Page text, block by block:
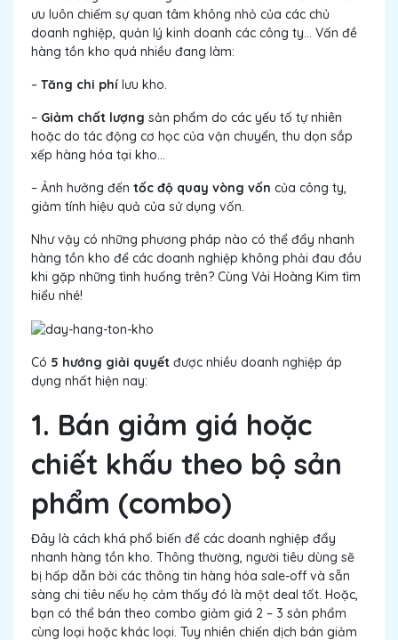
ưu luôn chiếm sự quan tâm không nhỏ của các chủ
doanh nghiệp, quản lý kinh doanh các công ty… Vấn đề
hàng tồn kho quá nhiều đang làm:
– Tăng chi phí lưu kho.
– Giảm chất lượng sản phẩm do các yếu tố tự nhiên
hoặc do tác động cơ học của vận chuyển, thu dọn sắp
xếp hàng hóa tại kho…
– Ảnh hưởng đến tốc độ quay vòng vốn của công ty,
giảm tính hiệu quả của sử dụng vốn.
Như vậy có những phương pháp nào có thể đẩy nhanh
hàng tồn kho để các doanh nghiệp không phải đau đầu
khi gặp những tình huống trên? Cùng Vải Hoàng Kim tìm
hiểu nhé!
Có 5 hướng giải quyết được nhiều doanh nghiệp áp
dụng nhất hiện nay:
1. Bán giảm giá hoặc
chiết khấu theo bộ sản
phẩm (combo)
Đây là cách khá phổ biến để các doanh nghiệp đẩy
nhanh hàng tồn kho. Thông thường, người tiêu dùng sẽ
bị hấp dẫn bởi các thông tin hàng hóa sale-off và sẵn
sàng chi tiêu nếu họ cảm thấy đó là một deal tốt. Hoặc,
bạn có thể bán theo combo giảm giá 2 – 3 sản phẩm
cùng loại hoặc khác loại. Tuy nhiên chiến dịch bán giảm